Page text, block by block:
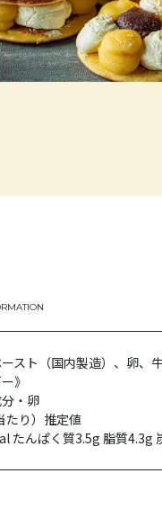
スト（国内製造）、卵、
》
・卵
たり）推定値
たんぱく質3.5g 脂質4.3g